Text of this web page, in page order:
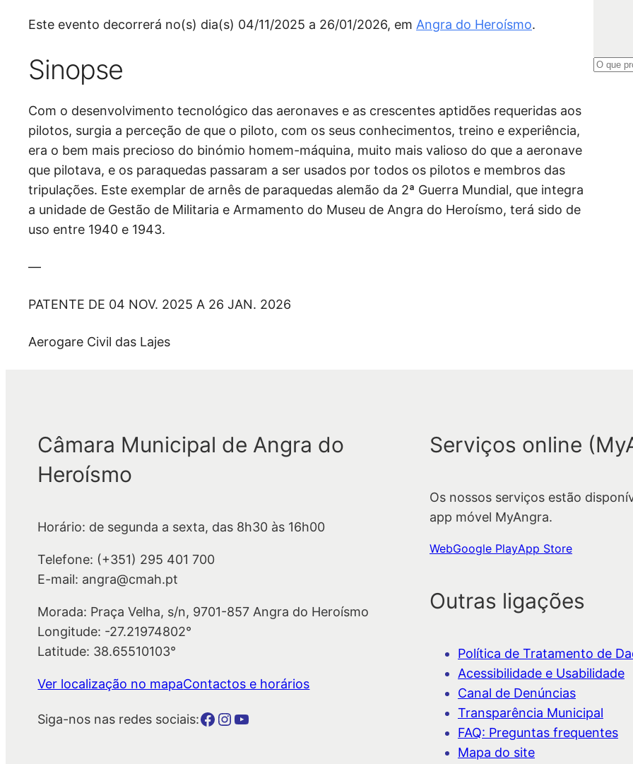
Este evento decorrerá no(s) dia(s) 04/11/2025 a 26/01/2026, em Angra do Heroísmo.
Sinopse
Com o desenvolvimento tecnológico das aeronaves e as crescentes aptidões requeridas aos
pilotos, surgia a perceção de que o piloto, com os seus conhecimentos, treino e experiência,
era o bem mais precioso do binómio homem-máquina, muito mais valioso do que a aeronave
que pilotava, e os paraquedas passaram a ser usados por todos os pilotos e membros das
tripulações. Este exemplar de arnês de paraquedas alemão da 2ª Guerra Mundial, que integra
a unidade de Gestão de Militaria e Armamento do Museu de Angra do Heroísmo, terá sido de
uso entre 1940 e 1943.
—
PATENTE DE 04 NOV. 2025 A 26 JAN. 2026
Aerogare Civil das Lajes
P
Câmara Municipal de Angra do
Heroísmo
Horário: de segunda a sexta, das 8h30 às 16h00
Telefone: (+351) 295 401 700
E-mail: angra@cmah.pt
Morada: Praça Velha, s/n, 9701-857 Angra do Heroísmo
Longitude: -27.21974802°
Latitude: 38.65510103°
Ver localização no mapaContactos e horários
Siga-nos nas redes sociais:Botão para a página da autarquia no Facebook Botão para a página da autarquia no InstagramBotão para a página da autarquia no Youtube
Serviços online
Os nossos serviços estão
app móvel MyAngra.
WebGoogle PlayApp Store
Outras ligações
Política de Tratamento de
Acessibilidade e Usabilidade
Canal de Denúncias
Transparência Municipal
FAQ: Preguntas frequentes
Mapa do site